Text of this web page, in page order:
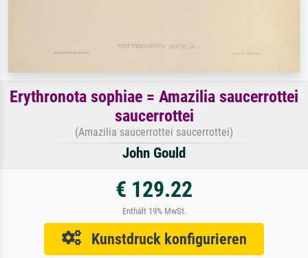
Erythronota sophiae = Amazilia saucerrottei
saucerrottei
(Amazilia saucerrottei saucerrottei)
John Gould
€ 129.22
Enthält 19% MwSt.
Kunstdruck konfigurieren